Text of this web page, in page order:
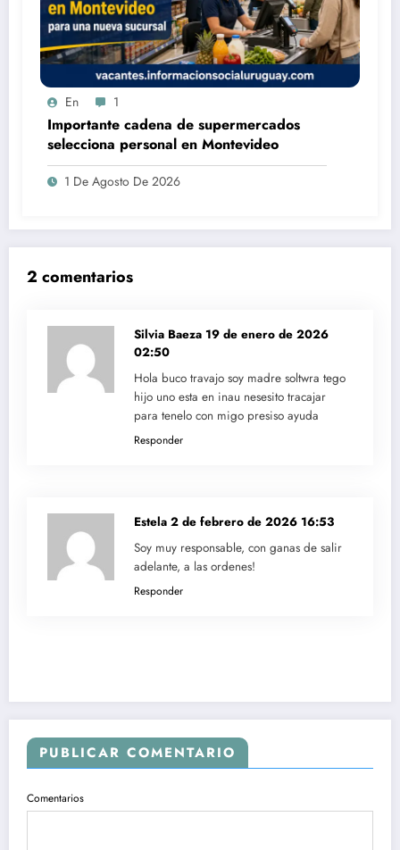
En 1
Importante cadena de supermercados
selecciona personal en Montevideo
1 De Agosto De 2026
2 comentarios
Silvia Baeza 19 de enero de 2026
02:50
Hola buco travajo soy madre soltwra tego
hijo uno esta en inau nesesito tracajar
para tenelo con migo presiso ayuda
Responder
Estela 2 de febrero de 2026 16:53
Soy muy responsable, con ganas de salir
adelante, a las ordenes!
Responder
PUBLICAR COMENTARIO
Comentarios